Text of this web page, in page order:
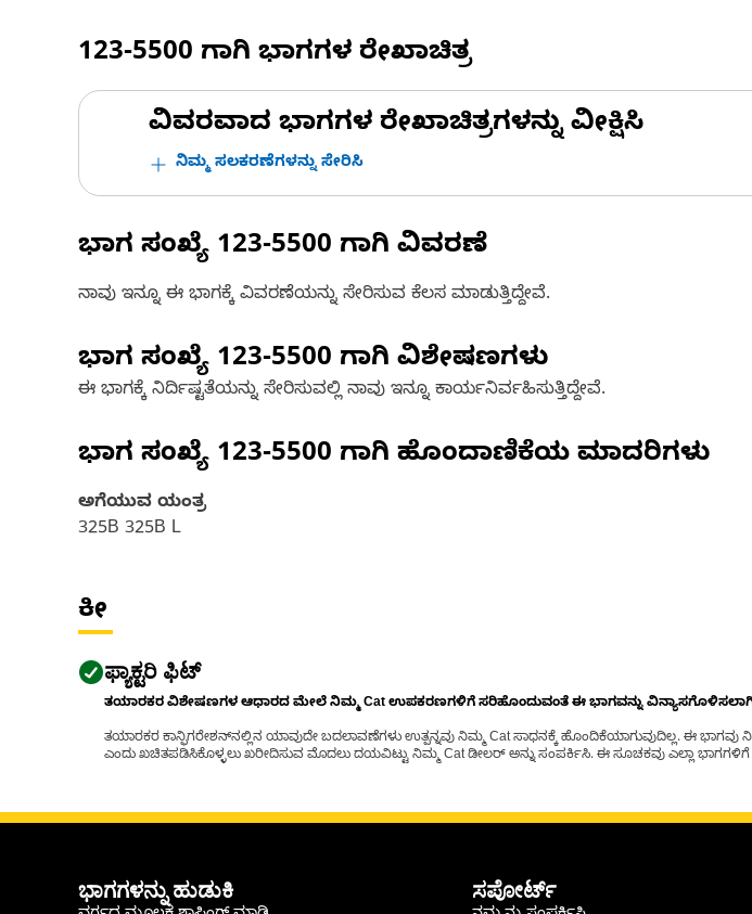
123-5500 ಗಾಗಿ ಭಾಗಗಳ ರೇಖಾಚಿತ್ರ
ವಿವರವಾದ ಭಾಗಗಳ ರೇಖಾಚಿತ್ರಗಳನ್ನು ವೀಕ್ಷಿಸಿ
ನಿಮ್ಮ ಸಲಕರಣೆಗಳನ್ನು ಸೇರಿಸಿ
ಭಾಗ ಸಂಖ್ಯೆ 123-5500 ಗಾಗಿ ವಿವರಣೆ
ನಾವು ಇನ್ನೂ ಈ ಭಾಗಕ್ಕೆ ವಿವರಣೆಯನ್ನು ಸೇರಿಸುವ ಕೆಲಸ ಮಾಡುತ್ತಿದ್ದೇವೆ.
ಭಾಗ ಸಂಖ್ಯೆ 123-5500 ಗಾಗಿ ವಿಶೇಷಣಗಳು
ಈ ಭಾಗಕ್ಕೆ ನಿರ್ದಿಷ್ಟತೆಯನ್ನು ಸೇರಿಸುವಲ್ಲಿ ನಾವು ಇನ್ನೂ ಕಾರ್ಯನಿರ್ವಹಿಸುತ್ತಿದ್ದೇವೆ.
ಭಾಗ ಸಂಖ್ಯೆ 123-5500 ಗಾಗಿ ಹೊಂದಾಣಿಕೆಯ ಮಾದರಿಗಳು
ಅಗೆಯುವ ಯಂತ್ರ
325B 325B L
ಕೀ
ಫ್ಯಾಕ್ಟರಿ ಫಿಟ್
ತಯಾರಕರ ವಿಶೇಷಣಗಳ ಆಧಾರದ ಮೇಲೆ ನಿಮ್ಮ Cat ಉಪಕರಣಗಳಿಗೆ ಸರಿಹೊಂದುವಂತೆ ಈ ಭಾಗವನ್ನು
ತಯಾರಕರ ಕಾನ್ಫಿಗರೇಶನ್‌ನಲ್ಲಿನ ಯಾವುದೇ ಬದಲಾವಣೆಗಳು ಉತ್ಪನ್ನವು ನಿಮ್ಮ Cat ಸಾಧನಕ್ಕೆ ಹೊಂದಿಕೆಯಾಗುವುದಿಲ್ಲ. ಈ ಭಾಗವು
ಎಂದು ಖಚಿತಪಡಿಸಿಕೊಳ್ಳಲು ಖರೀದಿಸುವ ಮೊದಲು ದಯವಿಟ್ಟು ನಿಮ್ಮ Cat ಡೀಲರ್ ಅನ್ನು ಸಂಪರ್ಕಿಸಿ. ಈ ಸೂಚಕವು ಎಲ್ಲಾ
ಭಾಗಗಳನ್ನು ಹುಡುಕಿ ಸಪೋರ್ಟ್